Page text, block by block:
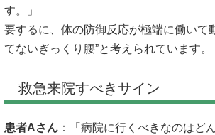
す。」
要するに、体の防御反応が極端に働いて
てないぎっくり腰”と考えられています。
救急来院すべきサイン
患者Aさん ：「病院に行くべきなのはど